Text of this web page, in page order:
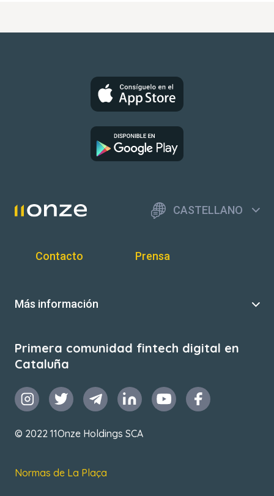
CASTELLANO
Contacto Prensa
Más información
Primera comunidad fintech digital en
Cataluña
© 2022 11Onze Holdings SCA
Normas de La Plaça